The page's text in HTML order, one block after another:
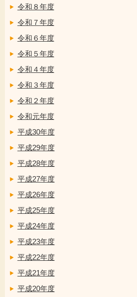
令和８年度
令和７年度
令和６年度
令和５年度
令和４年度
令和３年度
令和２年度
令和元年度
平成30年度
平成29年度
平成28年度
平成27年度
平成26年度
平成25年度
平成24年度
平成23年度
平成22年度
平成21年度
平成20年度